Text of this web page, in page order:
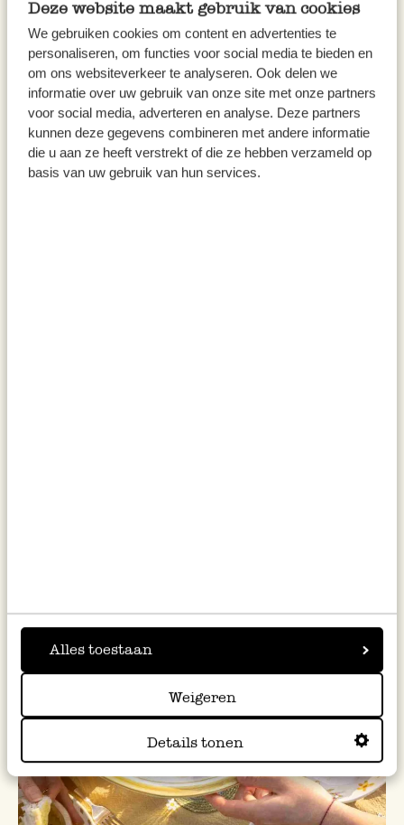
Deze website maakt gebruik van cookies
We gebruiken cookies om content en advertenties te
personaliseren, om functies voor social media te bieden en
om ons websiteverkeer te analyseren. Ook delen we
informatie over uw gebruik van onze site met onze partners
voor social media, adverteren en analyse. Deze partners
kunnen deze gegevens combineren met andere informatie
die u aan ze heeft verstrekt of die ze hebben verzameld op
basis van uw gebruik van hun services.
Alles toestaan
Weigeren
Details tonen